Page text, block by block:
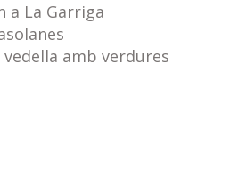
a La Garriga
amb verdures